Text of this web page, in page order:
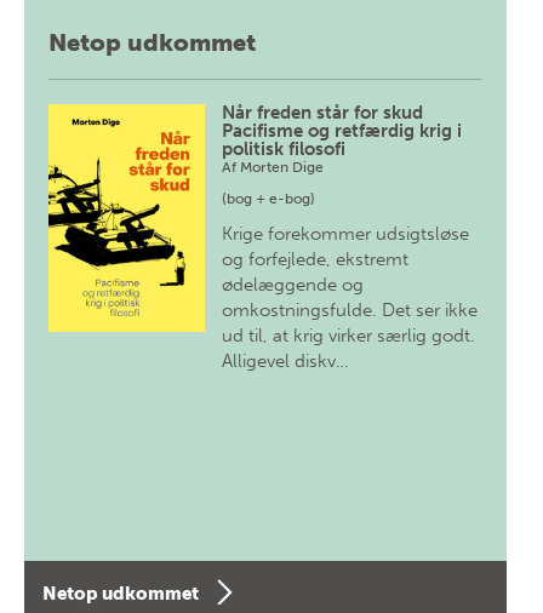
Netop udkommet
Når freden står for skud
Pacifisme og retfærdig krig i
politisk filosofi
Af Morten Dige
(bog + e-bog)
Krige forekommer udsigtsløse
og forfejlede, ekstremt
ødelæggende og
omkostningsfulde. Det ser ikke
ud til, at krig virker særlig godt.
Alligevel diskv…
Netop udkommet